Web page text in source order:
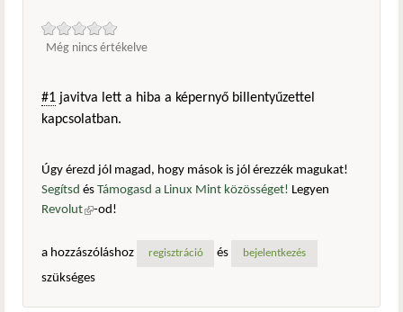
Még nincs értékelve
#1 javitva lett a hiba a képernyő billentyűzettel
kapcsolatban.
Úgy érezd jól magad, hogy mások is jól érezzék magukat!
Segítsd és Támogasd a Linux Mint közösséget! Legyen
Revolut(külső hivatkozás)
-od!
a hozzászóláshoz regisztráció és bejelentkezés
szükséges